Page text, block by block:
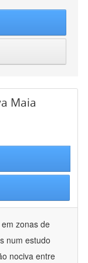
Maia
zonas de
num estudo
nociva entre